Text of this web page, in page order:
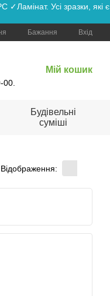
Усі зразки, які є
Бажання Вхід
Мій кошик
Будівельні
суміші
Відображення: